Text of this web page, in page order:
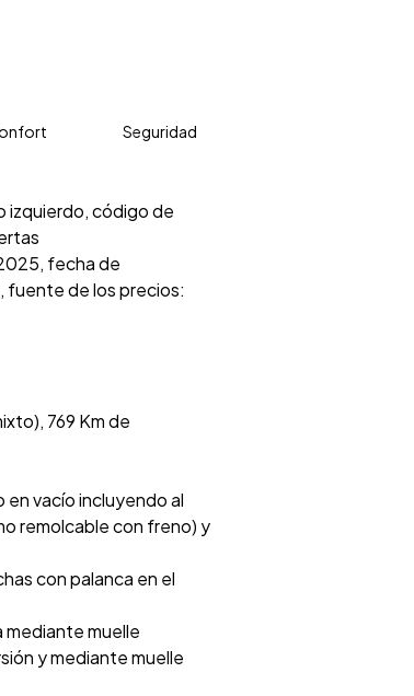
izquierdo, código de
fecha de
fuente de los precios:
769 Km de
en vacío incluyendo al
remolcable con freno) y
con palanca en el
mediante muelle
y mediante muelle
Seguridad